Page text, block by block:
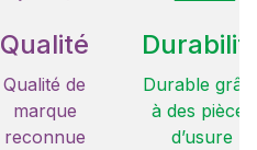
Qualité
Qualité de
marque
reconnue
Durable
à des pièces
d’usure